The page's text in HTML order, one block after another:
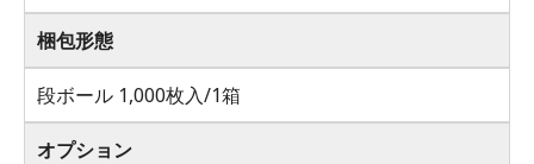
梱包形態
段ボール 1,000枚入/1箱
オプション